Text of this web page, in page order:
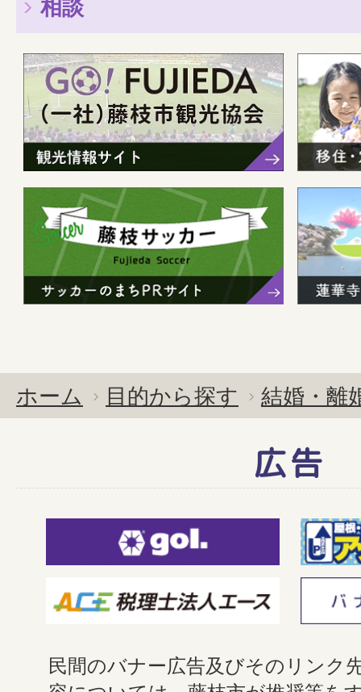
相談
ホーム 目的から探す 結婚・離
広告
民間のバナー広告及びそのリンク